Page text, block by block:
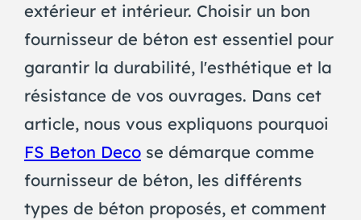
extérieur et intérieur. Choisir un bon
fournisseur de béton est essentiel pour
garantir la durabilité, l'esthétique et la
résistance de vos ouvrages. Dans cet
article, nous vous expliquons pourquoi
FS Beton Decose démarque comme
fournisseur de béton, les différents
types de béton proposés, et comment